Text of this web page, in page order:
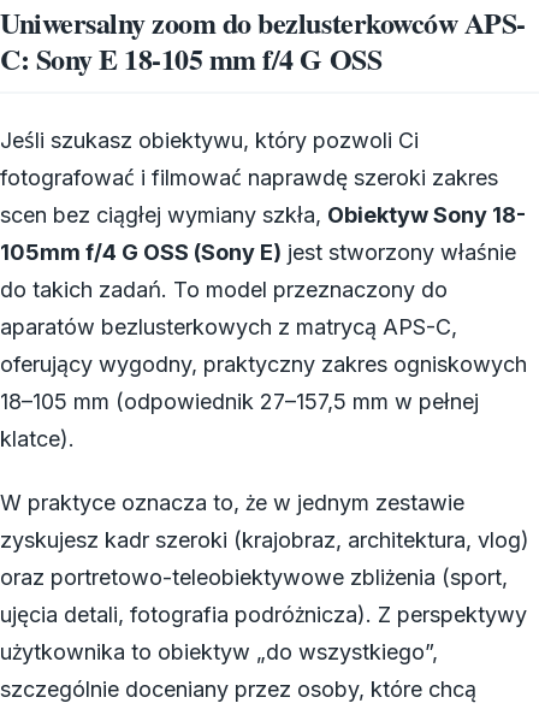
Uniwersalny zoom do bezlusterkowców APS-
C: Sony E 18-105 mm f/4 G OSS
Jeśli szukasz obiektywu, który pozwoli Ci
fotografować i filmować naprawdę szeroki zakres
scen bez ciągłej wymiany szkła, Obiektyw Sony 18-
105mm f/4 G OSS (Sony E) jest stworzony właśnie
do takich zadań. To model przeznaczony do
aparatów bezlusterkowych z matrycą APS-C,
oferujący wygodny, praktyczny zakres ogniskowych
18–105 mm (odpowiednik 27–157,5 mm w pełnej
klatce).
W praktyce oznacza to, że w jednym zestawie
zyskujesz kadr szeroki (krajobraz, architektura, vlog)
oraz portretowo-teleobiektywowe zbliżenia (sport,
ujęcia detali, fotografia podróżnicza). Z perspektywy
użytkownika to obiektyw „do wszystkiego”,
szczególnie doceniany przez osoby, które chcą